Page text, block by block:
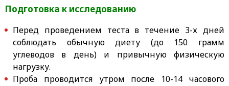
Подготовка к исследованию
Перед проведением теста в течение 3-х дней
соблюдать обычную диету (до 150 грамм
углеводов в день) и привычную физическую
нагрузку.
Проба проводится утром после 10-14 часового